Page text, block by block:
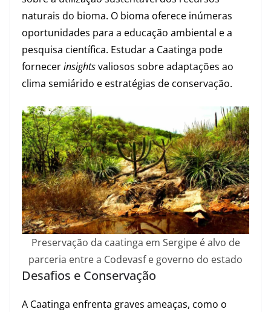
naturais do bioma. O bioma oferece inúmeras
oportunidades para a educação ambiental e a
pesquisa científica. Estudar a Caatinga pode
fornecerinsightsvaliosos sobre adaptações ao
clima semiárido e estratégias de conservação.
Preservação da caatinga em Sergipe é alvo de
parceria entre a Codevasf e governo do estado
Desafios e Conservação
A Caatinga enfrenta graves ameaças, como o